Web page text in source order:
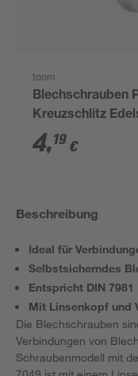
toom
Blechschrauben
Kreuzschlitz
4,2 x 13 mm 10
4,19 €
Beschreibung
Ideal für
Selbstsicherndes
Entspricht DIN 7981
Mit Linsenkopf und
Die Blechschrauben
Verbindungen von
Schraubenmodell mit